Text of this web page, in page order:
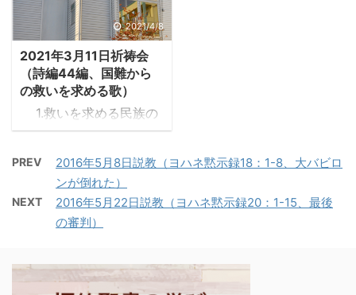
すだろう」。 ・善は報わ
れる。今直ちに報われる
かどうかを考えずに、為
すべきことを為せ。古代
エジプトにも同じような
教えが残されている。当
時流行していた教訓 ...
2021/4/8
2021年3月11日祈祷会
（詩編44編、国難から
の救いを求める歌）
1.救いを求める民族の
哀歌 ・詩篇44編は「我
嘆き訴え、救いを求める
民族の哀歌だ。詩人は最
初に、出エジプトからイ
スラエルの土地取得まで
し、それは御手の業であ
ったと讃美する。 －詩篇
PREV
2016年5月8日説教（ヨハネ黙示録18：1-8、大バビロ
ンが倒れた）
NEXT
2016年5月22日説教（ヨハネ黙示録20：1-15、最後
の審判）